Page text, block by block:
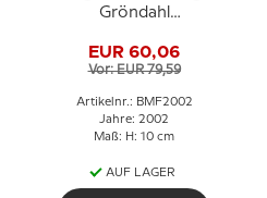
Gröndahl
EUR 60,06
Vor: EUR 79,59
Artikelnr.: BMF2002
Jahre: 2002
Maß: H: 10 cm
AUF LAGER